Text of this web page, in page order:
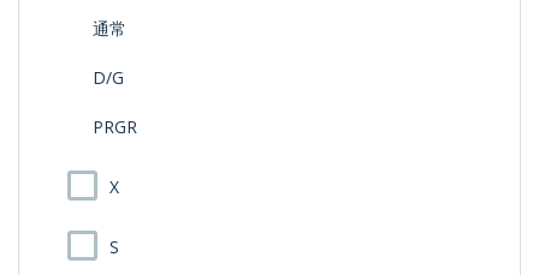
通常
D/G
PRGR
X
S